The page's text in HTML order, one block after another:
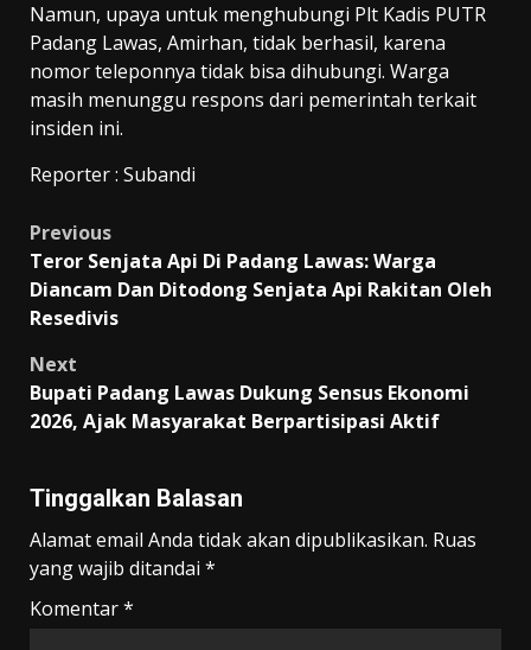
Namun, upaya untuk menghubungi Plt Kadis PUTR
Padang Lawas, Amirhan, tidak berhasil, karena
nomor teleponnya tidak bisa dihubungi. Warga
masih menunggu respons dari pemerintah terkait
insiden ini.
Reporter : Subandi
Post
navigation
Previous
Teror Senjata Api Di Padang Lawas: Warga
Diancam Dan Ditodong Senjata Api Rakitan Oleh
Resedivis
Next
Bupati Padang Lawas Dukung Sensus Ekonomi
2026, Ajak Masyarakat Berpartisipasi Aktif
Tinggalkan Balasan
Alamat email Anda tidak akan dipublikasikan. Ruas
yang wajib ditandai *
Komentar*